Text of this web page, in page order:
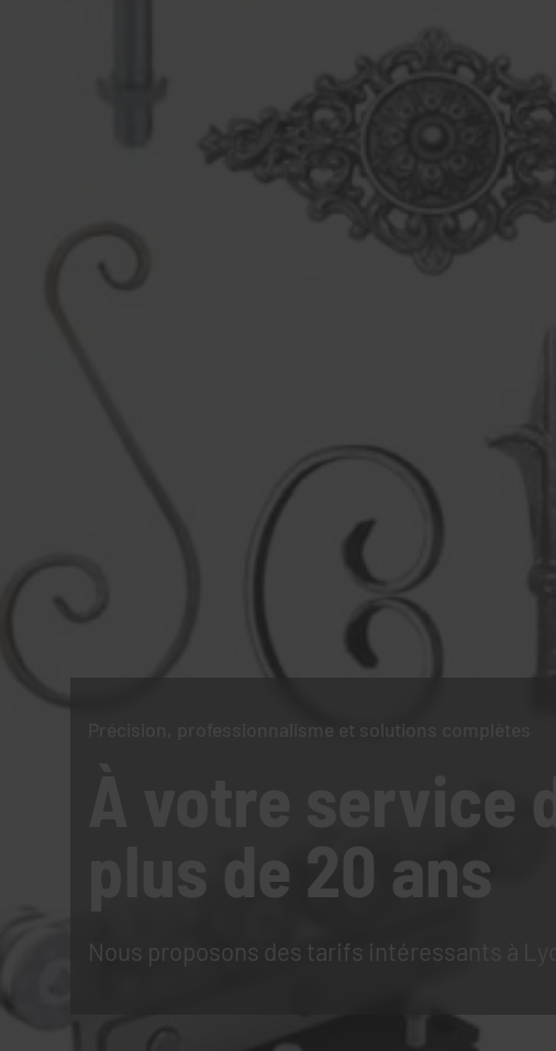
Précision, professionnalisme et solutions complètes
À votre service
plus de 20 ans
Nous proposons des tarifs intéressants à